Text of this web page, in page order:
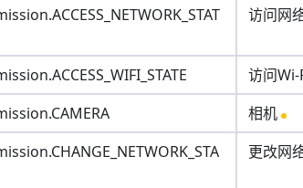
访问网
访问Wi-
相机
更改网